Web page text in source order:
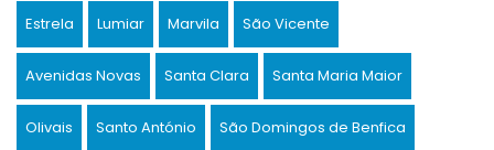
Estrela Lumiar Marvila São Vicente
Avenidas Novas Santa Clara Santa Maria Maior
Olivais Santo António São Domingos de Benfica